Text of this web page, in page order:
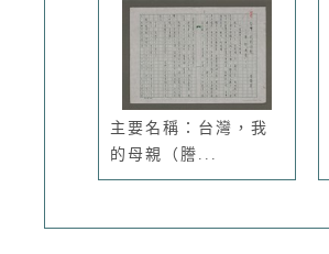
主要名稱：台灣，我
的母親（謄...